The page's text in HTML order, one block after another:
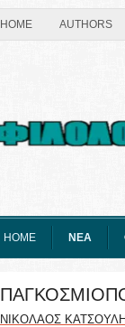
HOME AUTHORS
HOME ΝΕΑ
ΝΙΚΟΛΑΟΣ